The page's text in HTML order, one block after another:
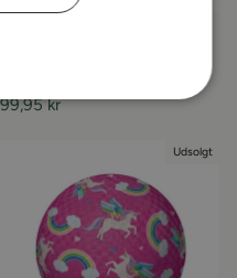
99,95 kr
Udsolgt